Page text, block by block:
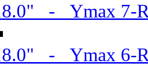
- Ymax 7-
- Ymax 6-